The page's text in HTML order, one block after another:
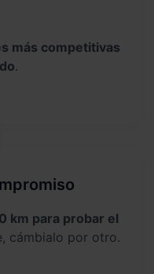
más competitivas
.
km para probar el
cámbialo por otro.